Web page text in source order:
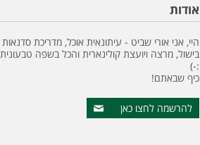
אודות
היי, אני אורי שביט - עיתונאית אוכל, מדריכת סדנאות
בישול, מרצה ויועצת קולינארית והכל בשפה טבעונית
:-)
כיף שבאתם!
להרשמה לחצו כאן